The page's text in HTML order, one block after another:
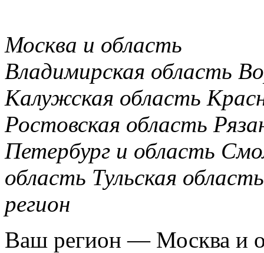
Москва и область
Владимирская область
Калужская область
Ростовская область
Петербург и область
область Тульская область
регион
Ваш регион — Москва и